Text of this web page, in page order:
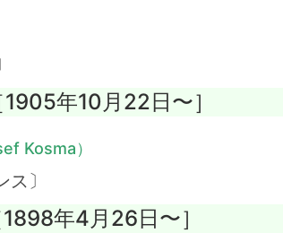
年10月22日〜］
Kosma）
〕
年4月26日〜］